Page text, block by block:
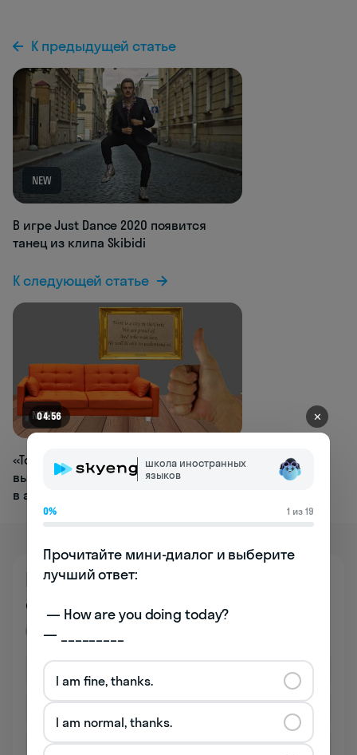
К предыдущей статье
NEW
В игре Just Dance 2020 появится
танец из клипа Skibidi
К следующей статье
NEW
«To bi able»: в Екатеринбурге
выпустили обои с ошибками
в английских словах
Познакомьтесь
со школой бесплатно
04:56 ✕
школа иностранных
языков
0% 1 из 19
Прочитайте мини-диалог и выберите
лучший ответ:
— _________
I am fine, thanks.
I am normal, thanks.